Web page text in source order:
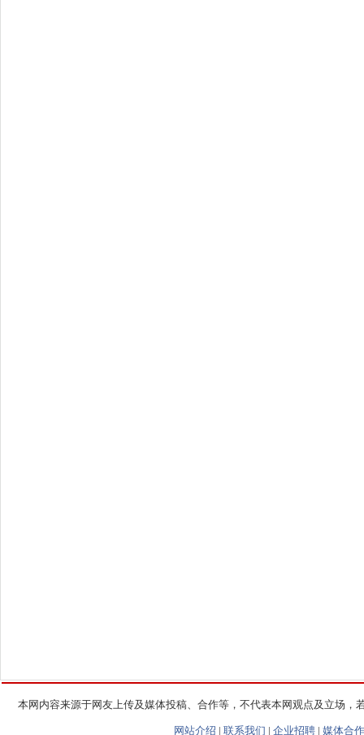
本网内容来源于网友上传及媒体投稿、合作等，不代表本网观点及立场
网站介绍 | 联系我们 | 企业招聘 | 媒体合作